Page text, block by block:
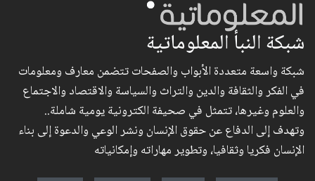
شبكة النبأ المعلوماتية
شبكة واسعة متعددة الأبواب والصفحات تتضمن معارف ومعلومات
في الفكر والثقافة والدين والتراث والسياسة والاقتصاد والاجتماع
والعلوم وغيرها، تتمثل في صحيفة الكترونية يومية شاملة..
وتهدف إلى الدفاع عن حقوق الإنسان ونشر الوعي والدعوة إلى بناء
الإنسان فكريا وثقافيا، وتطوير مهاراته وإمكانياته